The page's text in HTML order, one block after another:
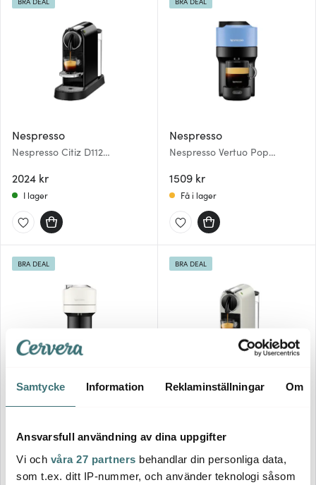
Samtycke Information Reklaminställningar Om
Ansvarsfull användning av dina uppgifter
Vi och våra 27 partners behandlar din personliga data,
som t.ex. ditt IP-nummer, och använder teknologi såsom
Nespresso
Nespresso Citiz D112
2024 kr
I lager
Nespresso
Nespresso Vertuo Pop
1509 kr
Få i lager
Nespresso
1908 kr
BRA DEAL
I lager
2024 kr
BRA DEAL
I lager